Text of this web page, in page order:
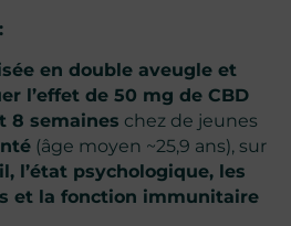
en double aveugle et
l’effet de 50 mg de CBD
8 semaines chez de jeunes
(âge moyen ~25,9 ans), sur
l’état psychologique, les
et la fonction immunitaire